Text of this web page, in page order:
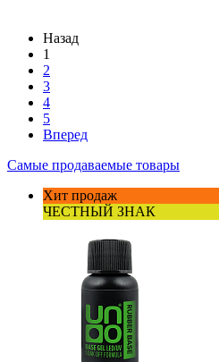
Назад
1
2
3
4
5
Вперед
Самые продаваемые товары
Хит продаж
ЧЕСТНЫЙ ЗНАК